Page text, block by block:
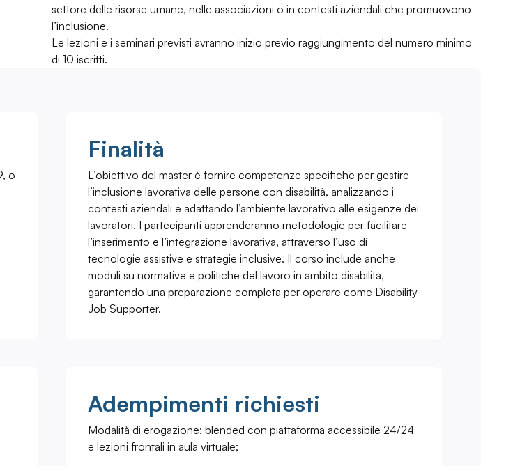
settore delle risorse umane, nelle associazioni o in contesti aziendali che promuovono
l’inclusione.
Le lezioni e i seminari previsti avranno inizio previo raggiungimento del numero minimo
di 10 iscritti.
o
Finalità
L’obiettivo del master è fornire competenze specifiche per gestire
l’inclusione lavorativa delle persone con disabilità, analizzando i
contesti aziendali e adattando l’ambiente lavorativo alle esigenze dei
lavoratori. I partecipanti apprenderanno metodologie per facilitare
l’inserimento e l’integrazione lavorativa, attraverso l’uso di
tecnologie assistive e strategie inclusive. Il corso include anche
moduli su normative e politiche del lavoro in ambito disabilità,
garantendo una preparazione completa per operare come Disability
Job Supporter.
Adempimenti richiesti
Modalità di erogazione: blended con piattaforma accessibile 24/24
e lezioni frontali in aula virtuale;